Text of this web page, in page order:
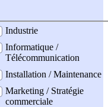
Industrie
Informatique /
Télécommunication
Installation / Maintenance
Marketing / Stratégie
commerciale